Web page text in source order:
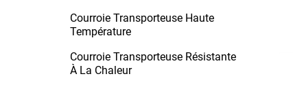
Courroie Transporteuse Haute
Température
Courroie Transporteuse Résistante
À La Chaleur